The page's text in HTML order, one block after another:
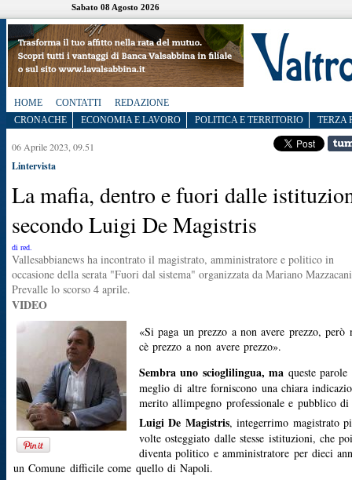
Sabato 08 Agosto 2026
HOME CONTATTI
REDAZIONE
CRONACHE
ECONOMIA E LAVORO POLITICA E TERRITORIO TERZA
06 Aprile 2023, 09.51
Lintervista
La mafia, dentro e fuori dalle
secondo Luigi De Magistris
di red.
Vallesabbianews ha incontrato il magistrato, amministratore e politico in
occasione della serata "Fuori dal sistema" organizzata da Mariano
Prevalle lo scorso 4 aprile.
VIDEO
«Si paga un prezzo a non avere prezzo, però
cè prezzo a non avere prezzo».
Sembra uno scioglilingua, ma queste parole
meglio di altre forniscono una chiara
merito allimpegno professionale e pubblico di
Luigi De Magistris, integerrimo magistrato
volte osteggiato dalle stesse istituzioni, che
diventa politico e amministratore per dieci
un Comune difficile come quello di Napoli.